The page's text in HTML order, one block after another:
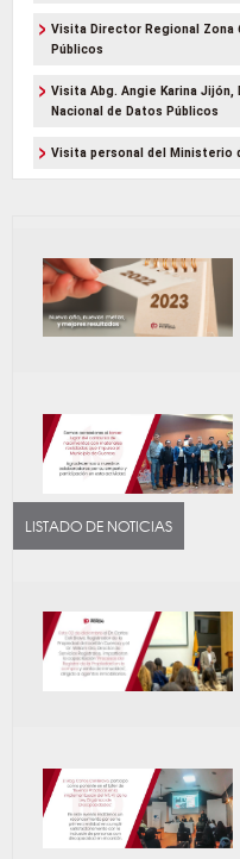
Visita Director Regional Zona
Públicos
Visita Abg. Angie Karina
Nacional de Datos Públicos
Visita personal del Ministerio
LISTADO DE NOTICIAS
Ver más [+]